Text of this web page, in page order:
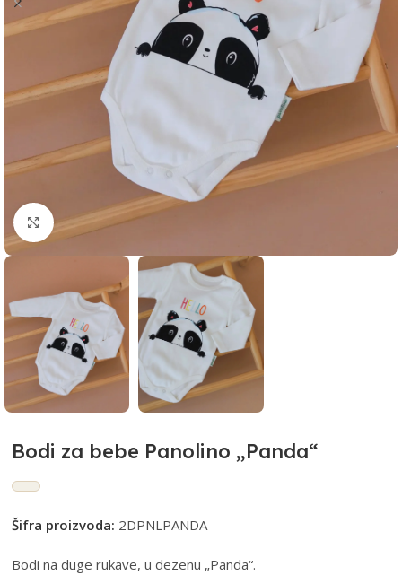
Klikni i zumiraj
Bodi za bebe Panolino „Panda“
Šifra proizvoda: 2DPNLPANDA
Bodi na duge rukave, u dezenu „Panda“.